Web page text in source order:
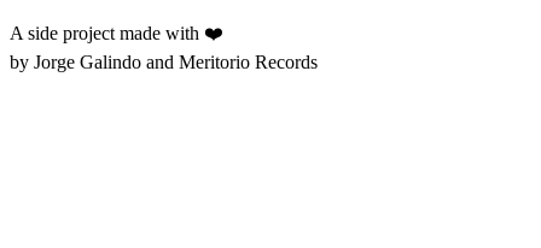
A side project made with ❤️
by Jorge Galindo and Meritorio Records